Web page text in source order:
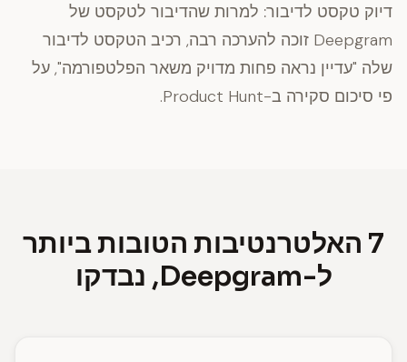
דיוק טקסט לדיבור: למרות שהדיבור לטקסט של
Deepgram זוכה להערכה רבה, רכיב הטקסט לדיבור
שלה "עדיין נראה פחות מדויק משאר הפלטפורמה", על
פי סיכום סקירה ב-Product Hunt.
7 האלטרנטיבות הטובות ביותר
ל-Deepgram, נבדקו